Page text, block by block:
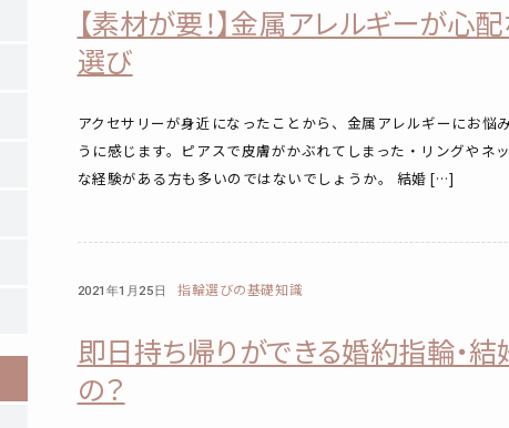
【素材が要！】金属アレルギーが心
選び
アクセサリーが身近になったことから、金属アレルギーにお悩
うに感じます。ピアスで皮膚がかぶれてしまった・リングやネ
な経験がある方も多いのではないでしょうか。 結婚 […]
2021年1月25日 指輪選びの基礎知識
即日持ち帰りができる婚約指輪・結
の？